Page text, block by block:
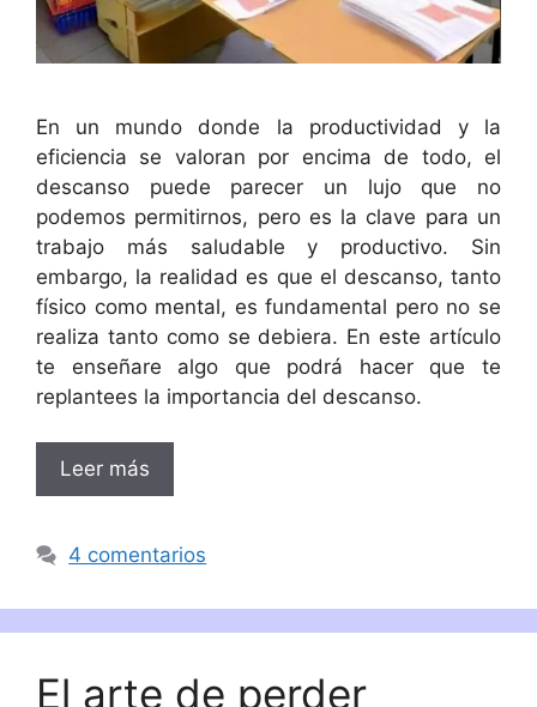
En un mundo donde la productividad y la
eficiencia se valoran por encima de todo, el
descanso puede parecer un lujo que no
podemos permitirnos, pero es la clave para un
trabajo más saludable y productivo. Sin
embargo, la realidad es que el descanso, tanto
físico como mental, es fundamental pero no se
realiza tanto como se debiera. En este artículo
te enseñare algo que podrá hacer que te
replantees la importancia del descanso.
Leer más
4 comentarios
El arte de perder